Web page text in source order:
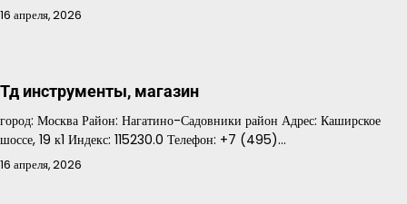
16 апреля, 2026
Тд инструменты, магазин
город: Москва Район: Нагатино-Садовники район Адрес: Каширское
шоссе, 19 к1 Индекс: 115230.0 Телефон: +7 (495)…
16 апреля, 2026